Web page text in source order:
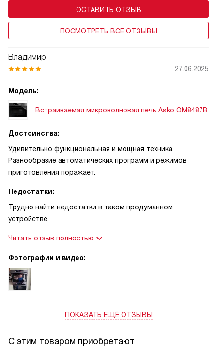
ОСТАВИТЬ ОТЗЫВ
ПОСМОТРЕТЬ ВСЕ ОТЗЫВЫ
Владимир
27.06.2025
Модель:
Встраиваемая микроволновая печь Asko OM8487B
Достоинства:
Удивительно функциональная и мощная техника.
Разнообразие автоматических программ и режимов
приготовления поражает.
Недостатки:
Трудно найти недостатки в таком продуманном
устройстве.
Читать отзыв полностью
Фотографии и видео:
ПОКАЗАТЬ ЕЩЁ ОТЗЫВЫ
С этим товаром приобретают